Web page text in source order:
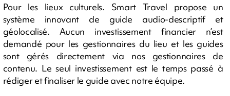
Pour les lieux culturels. Smart Travel propose un
système innovant de guide audio-descriptif et
géolocalisé. Aucun investissement financier n’est
demandé pour les gestionnaires du lieu et les guides
sont gérés directement via nos gestionnaires de
contenu. Le seul investissement est le temps passé à
rédiger et finaliser le guide avec notre équipe.